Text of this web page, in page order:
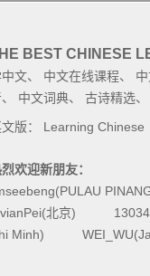
BEST CHINESE
文、 中文在线课程、
、 中文词典、 古诗精选
版： Learning Chinese
欢迎新朋友：
北京)
Minh)